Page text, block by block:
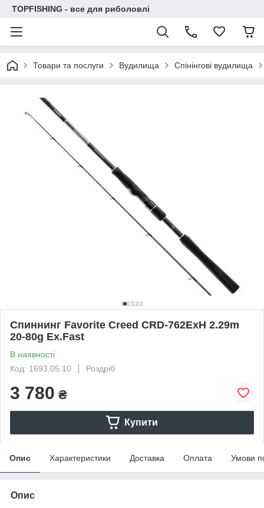
TOPFISHING - все для риболовлі
Товари та послуги Вудилища Спінінгові вудилища
Спиннинг Favorite Creed CRD-762ExH 2.29m
20-80g Ex.Fast
В наявності
Код: 1693.05.10
Роздріб
3 780 ₴
Купити
Опис Характеристики Доставка Оплата Умови
Опис